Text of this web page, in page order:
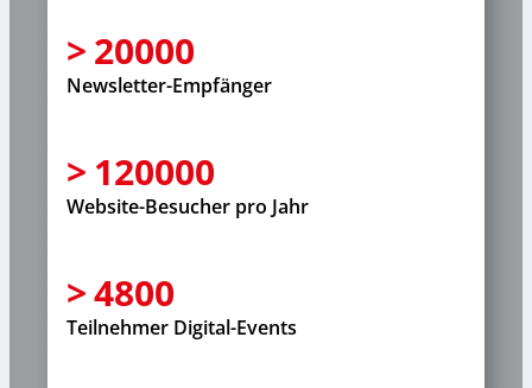
20000
Newsletter-Empfänger
120000
Website-Besucher pro Jahr
4800
Teilnehmer Digital-Events